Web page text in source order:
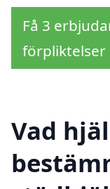
Få 3
förpliktelser
Vad